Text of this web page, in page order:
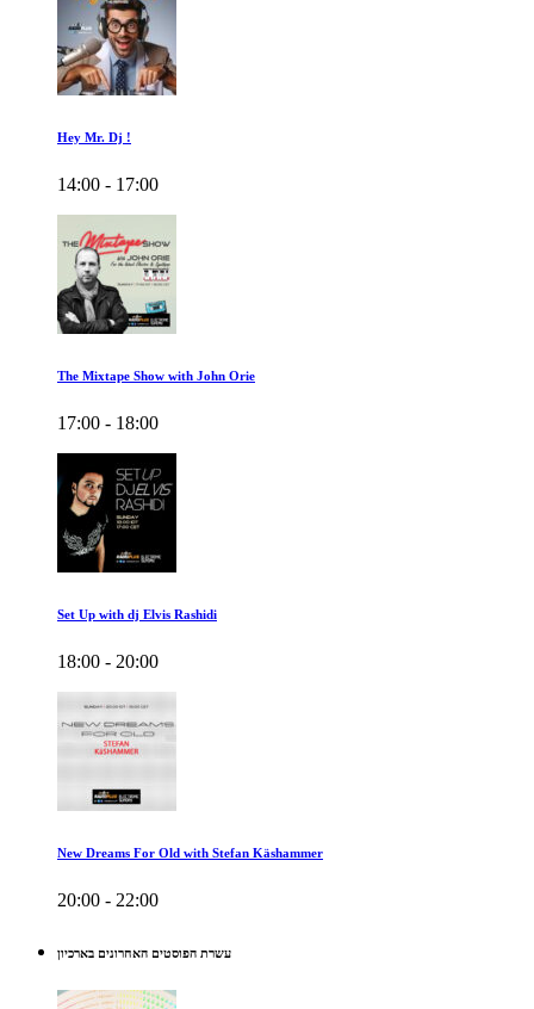
Hey Mr. Dj !
14:00 - 17:00
The Mixtape Show with John Orie
17:00 - 18:00
Set Up with dj Elvis Rashidi
18:00 - 20:00
New Dreams For Old with Stefan Käshammer
20:00 - 22:00
עשרת הפוסטים האחרונים בארכיון